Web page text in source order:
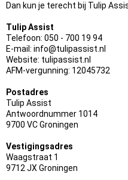
Dan kun je terecht bij Tulip
Tulip Assist
Telefoon: 050 - 700 19 94
E-mail: info@tulipassist.nl
Website: tulipassist.nl
AFM-vergunning: 12045732
Postadres
Tulip Assist
Antwoordnummer 1014
9700 VC Groningen
Vestigingsadres
Waagstraat 1
9712 JX Groningen